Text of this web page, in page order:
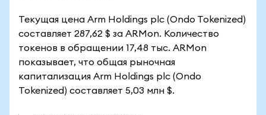
Текущая цена Arm Holdings plc (Ondo Tokenized)
составляет 287,62 $ за ARMon. Количество
токенов в обращении 17,48 тыс. ARMon
показывает, что общая рыночная
капитализация Arm Holdings plc (Ondo
Tokenized) составляет 5,03 млн $.